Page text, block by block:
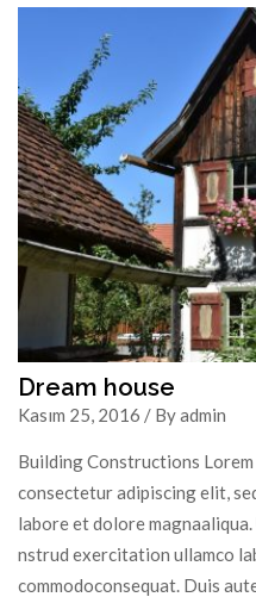
Dream house
Kasım 25, 2016 / By admin
Building Constructions
consectetur adipiscing elit,
labore et dolore magnaaliqua.
nstrud exercitation ullamco
commodoconsequat. Duis